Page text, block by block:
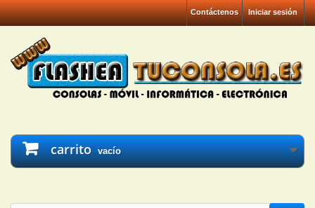
Iniciar sesión
Contáctenos
carrito vacío